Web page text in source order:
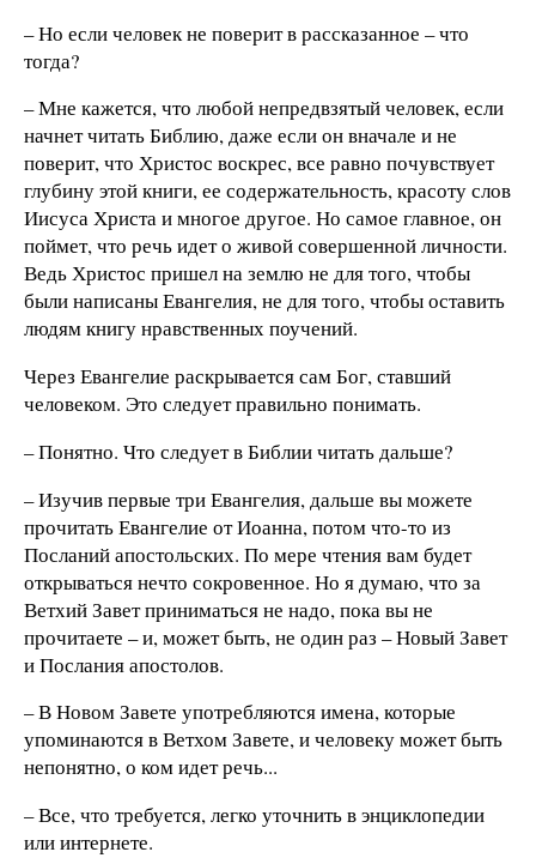
– Но если человек не поверит в рассказанное – что
тогда?
– Мне кажется, что любой непредвзятый человек, если
начнет читать Библию, даже если он вначале и не
поверит, что Христос воскрес, все равно почувствует
глубину этой книги, ее содержательность, красоту слов
Иисуса Христа и многое другое. Но самое главное, он
поймет, что речь идет о живой совершенной личности.
Ведь Христос пришел на землю не для того, чтобы
были написаны Евангелия, не для того, чтобы оставить
людям книгу нравственных поучений.
Через Евангелие раскрывается сам Бог, ставший
человеком. Это следует правильно понимать.
– Понятно. Что следует в Библии читать дальше?
– Изучив первые три Евангелия, дальше вы можете
прочитать Евангелие от Иоанна, потом что-то из
Посланий апостольских. По мере чтения вам будет
открываться нечто сокровенное. Но я думаю, что за
Ветхий Завет приниматься не надо, пока вы не
прочитаете – и, может быть, не один раз – Новый Завет
и Послания апостолов.
– В Новом Завете употребляются имена, которые
упоминаются в Ветхом Завете, и человеку может быть
непонятно, о ком идет речь...
– Все, что требуется, легко уточнить в энциклопедии
или интернете.